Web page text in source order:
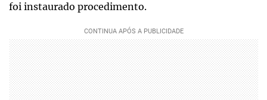
foi instaurado procedimento.